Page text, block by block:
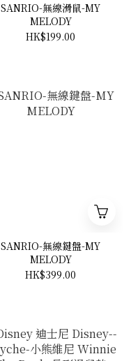
SANRIO-無線滑鼠-MY
MELODY
HK$199.00
SANRIO-無線鍵盤-MY
MELODY
HK$399.00